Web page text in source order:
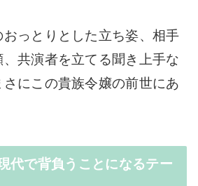
っとりとした立ち姿、相手
共演者を立てる聞き上手な
にこの貴族令嬢の前世にあ
代で背負うことになるテー